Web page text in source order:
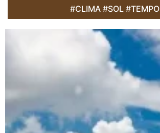
#CLIMA #SOL #TEMPO